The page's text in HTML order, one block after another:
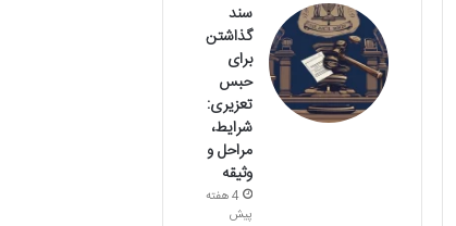
سند
گذاشتن
برای
حبس
تعزیری:
شرایط،
مراحل و
وثیقه
4 هفته
پیش